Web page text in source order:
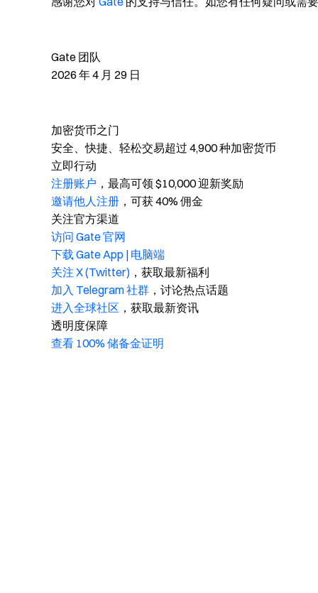
Gate 团队
2026 年 4 月 29 日
加密货币之门
安全、快捷、轻松交易超过 4,900 种加密货币
立即行动
注册账户 ，最高可领 $10,000 迎新奖励
邀请他人注册 ，可获 40% 佣金
关注官方渠道
访问 Gate 官网
下载 Gate App | 电脑端
关注 X (Twitter) ，获取最新福利
加入 Telegram 社群 ，讨论热点话题
进入全球社区 ，获取最新资讯
透明度保障
查看 100% 储备金证明